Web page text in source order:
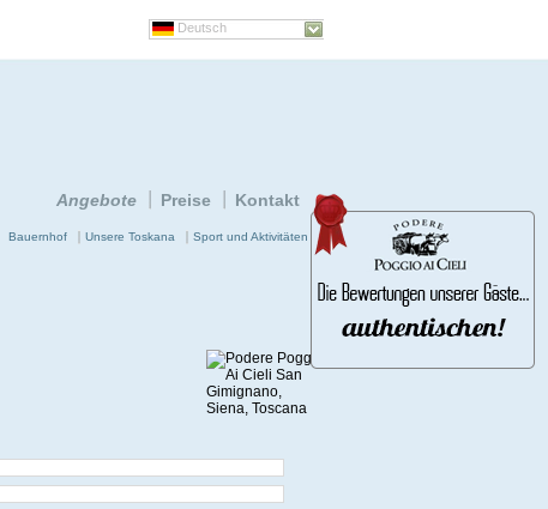
Deutsch
Angebote Preise Kontakt
Bauernhof Unsere Toskana Sport und Aktivitäten